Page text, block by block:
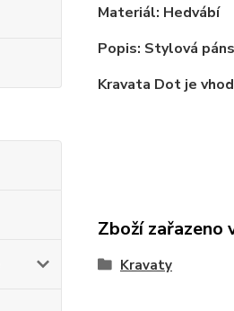
Materiál: Hedvábí
Popis: Stylová
Kravata Dot je
Zboží zařazeno
Kravaty